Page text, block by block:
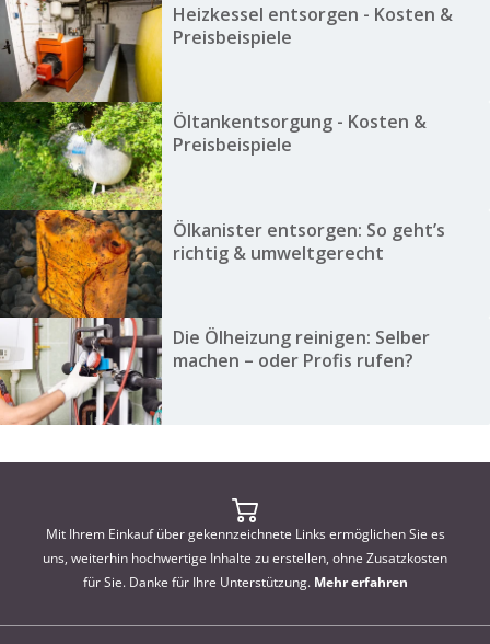
Heizkessel entsorgen - Kosten &
Preisbeispiele
Öltankentsorgung - Kosten &
Preisbeispiele
Ölkanister entsorgen: So geht’s
richtig & umweltgerecht
Die Ölheizung reinigen: Selber
machen – oder Profis rufen?
Mit Ihrem Einkauf über gekennzeichnete Links ermöglichen Sie es
uns, weiterhin hochwertige Inhalte zu erstellen, ohne Zusatzkosten
für Sie. Danke für Ihre Unterstützung. Mehr erfahren